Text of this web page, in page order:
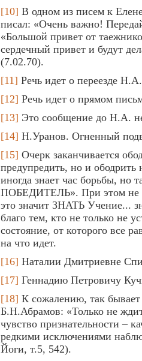
[10] В одном из писем к
писал: «Очень важно!
«Большой привет от
сердечный привет и будут
(7.02.70).
[11] Речь идет о переезде
[12] Речь идет о прямом
[13] Это сообщение до Н.А.
[14] Н.Уранов. Огненный
[15] Очерк заканчивается
предупредить, но и
иногда знает час борьбы,
ПОБЕДИТЕЛЬ». При этом не
это значит ЗНАТЬ Учение...
благо тем, кто не только не
состояние, от которого все
на что идет.
[16] Наталии Дмитриевне
[17] Геннадию Петровичу
[18] К сожалению, так бывает
Б.Н.Абрамов: «Только не
чувство признательности –
редкими исключениями
Йоги, т.5, 542).